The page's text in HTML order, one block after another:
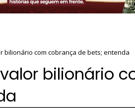
com cobrança de bets; entenda
bilionário